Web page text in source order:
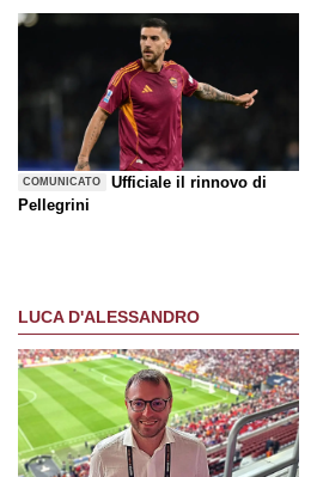
COMUNICATO
Ufficiale il rinnovo di
Pellegrini
LUCA D'ALESSANDRO